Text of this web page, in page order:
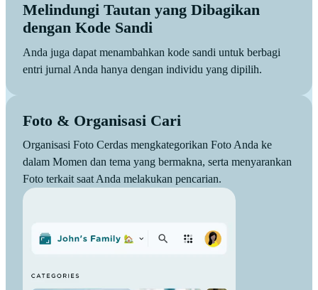
Melindungi Tautan yang Dibagikan
dengan Kode Sandi
Anda juga dapat menambahkan kode sandi untuk berbagi
entri jurnal Anda hanya dengan individu yang dipilih.
Foto & Organisasi Cari
Organisasi Foto Cerdas mengkategorikan Foto Anda ke
dalam Momen dan tema yang bermakna, serta menyarankan
Foto terkait saat Anda melakukan pencarian.